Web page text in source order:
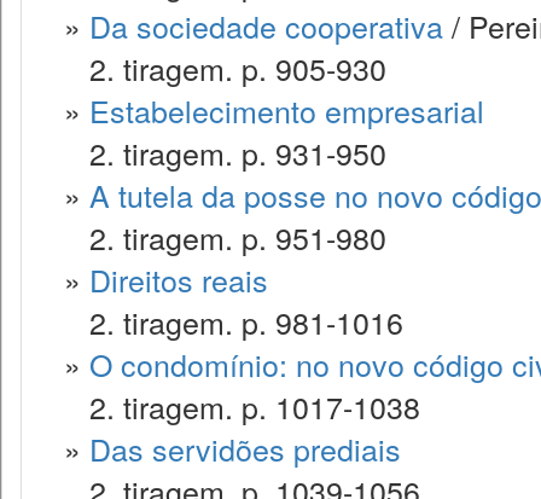
» Da sociedade cooperativa/
2. tiragem. p. 905-930
» Estabelecimento empresarial
2. tiragem. p. 931-950
» A tutela da posse no novo
2. tiragem. p. 951-980
» Direitos reais
2. tiragem. p. 981-1016
» O condomínio: no novo código
2. tiragem. p. 1017-1038
» Das servidões prediais